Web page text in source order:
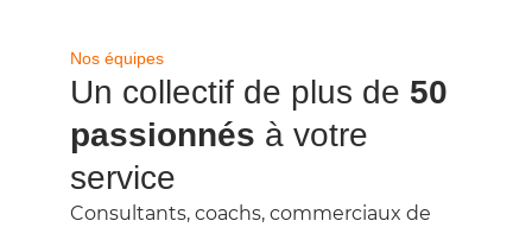
Nos équipes
Un collectif de plus de 50
passionnés à votre
service
Consultants, coachs, commerciaux de